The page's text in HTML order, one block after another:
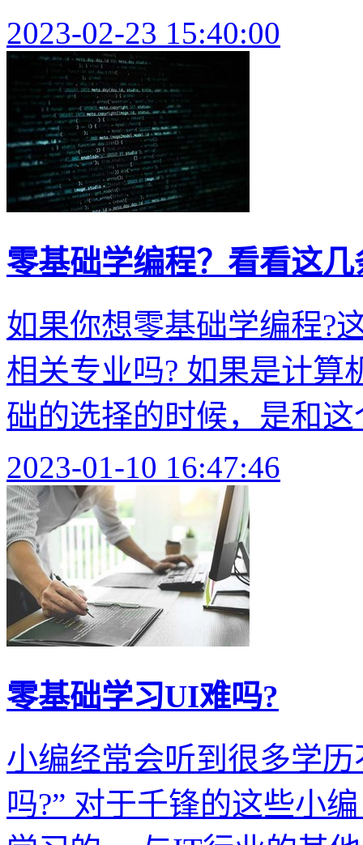
2023-02-23 15:40:00
零基础学编程？看看这几
如果你想零基础学编程?
相关专业吗? 如果是计算
础的选择的时候，是和
2023-01-10 16:47:46
零基础学习UI难吗?
小编经常会听到很多学
吗?” 对于千锋的这些小